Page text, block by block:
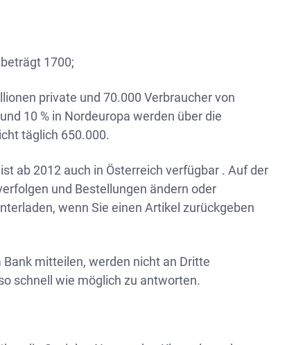
1700;
private und 70.000 Verbraucher von
10 % in Nordeuropa werden über die
täglich 650.000.
ab 2012 auch in Österreich verfügbar . Auf der
und Bestellungen ändern oder
wenn Sie einen Artikel zurückgeben
mitteilen, werden nicht an Dritte
schnell wie möglich zu antworten.